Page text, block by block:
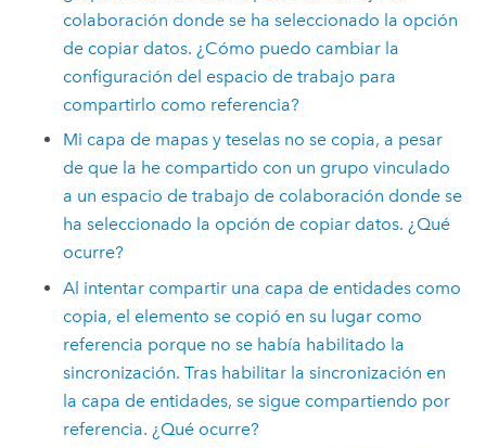
colaboración donde se ha seleccionado la opción
de copiar datos. ¿Cómo puedo cambiar la
configuración del espacio de trabajo para
compartirlo como referencia?
Mi capa de mapas y teselas no se copia, a pesar
de que la he compartido con un grupo vinculado
a un espacio de trabajo de colaboración donde se
ha seleccionado la opción de copiar datos. ¿Qué
ocurre?
Al intentar compartir una capa de entidades como
copia, el elemento se copió en su lugar como
referencia porque no se había habilitado la
sincronización. Tras habilitar la sincronización en
la capa de entidades, se sigue compartiendo por
referencia. ¿Qué ocurre?